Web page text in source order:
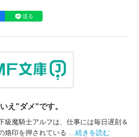
送る
"ダメ"です。
級魔騎士アルフは、仕事には毎日遅刻＆
烙印を押されている
…続きを読む